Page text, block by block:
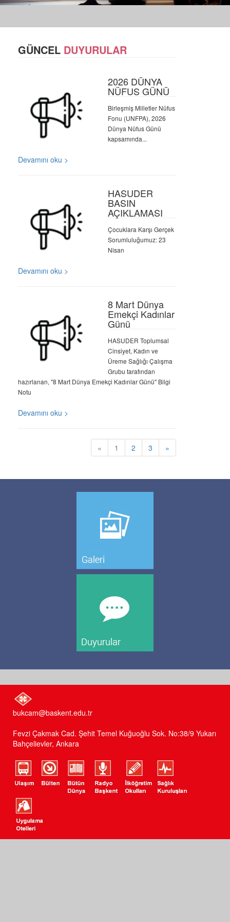
GÜNCEL DUYURULAR
2026 DÜNYA
NÜFUS GÜNÜ
Birleşmiş Milletler Nüfus
Fonu (UNFPA), 2026
Dünya Nüfus Günü
kapsamında...
Devamını oku >
HASUDER
BASIN
AÇIKLAMASI
Çocuklara Karşı Gerçek
Sorumluluğumuz: 23
Nisan
Devamını oku >
8 Mart Dünya
Emekçi Kadınlar
Günü
HASUDER Toplumsal
Cinsiyet, Kadın ve
Üreme Sağlığı Çalışma
Grubu tarafından
hazırlanan, "8 Mart Dünya Emekçi Kadınlar Günü'' Bilgi
Notu
Devamını oku >
« 1 2 3 »
bukcam@baskent.edu.tr
Fevzi Çakmak Cad. Şehit Temel Kuğuoğlu Sok. No:38/9 Yukarı
Bahçelievler, Ankara